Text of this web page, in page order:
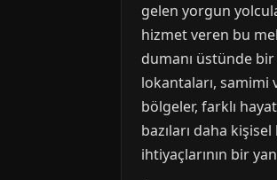
gelen yorgun
hizmet veren bu
dumanı üstünde
lokantaları, samimi
bölgeler, farklı
bazıları daha
ihtiyaçlarının bir